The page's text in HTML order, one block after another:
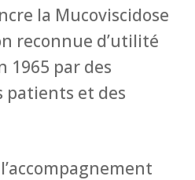
la Mucoviscidose
reconnue d’utilité
1965 par des
patients et des